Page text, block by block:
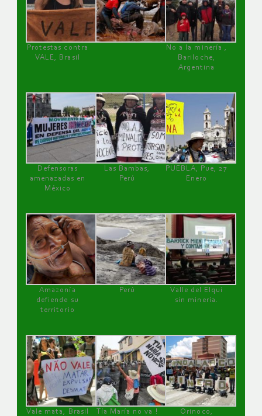
Protestas contra
VALE, Brasil
No a la minería ,
Bariloche,
Argentina
Defensoras
amenazadas en
México
Las Bambas,
Perú
PUEBLA, Pue, 27
Enero
Amazonía
defiende su
territorio
Perú
Valle del Elqui
sin minería.
Vale mata, Brasil Tía María no va ! Orinoco,